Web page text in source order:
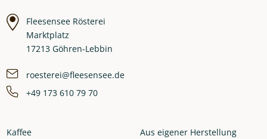
Fleesensee Rösterei
Marktplatz
17213 Göhren-Lebbin
roesterei@fleesensee.de
+49 173 610 79 70
Kaffee Aus eigener Herstellung